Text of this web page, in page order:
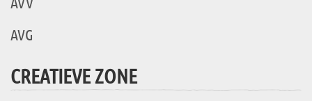
AVG
CREATIEVE ZONE